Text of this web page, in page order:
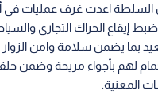
السلطة اعدت غرف عمليات في
إيقاع الحراك التجاري
بما يضمن سلامة وامن
لهم بأجواء مريحة وضمن
المعنية.